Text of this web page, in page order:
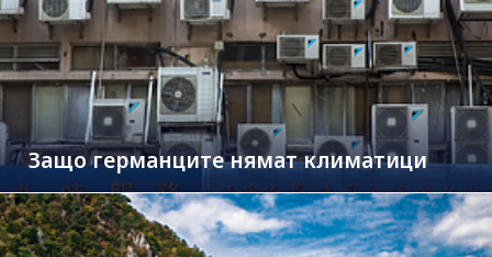
Защо германците нямат климатици